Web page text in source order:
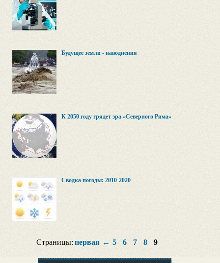
Будущее земли - наводнения
К 2050 году грядет эра «Северного Рима»
Сводка погоды: 2010-2020
Страницы: первая ← 5 6 7 8 9